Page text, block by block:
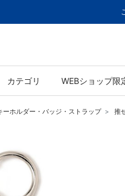
カテゴリ WEBショップ限
ーホルダー・バッジ・ストラップ 推